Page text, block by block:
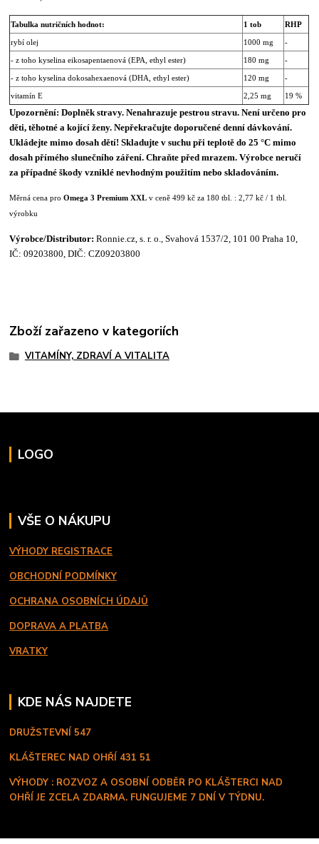
Tabulka nutričních hodnot: 1 tob RHP
rybí olej 1000 mg -
- z toho kyselina eikosapentaenová (EPA, ethyl ester) 180 mg -
- z toho kyselina dokosahexaenová (DHA, ethyl ester) 120 mg -
vitamín E 2,25 mg 19 %
Upozornění: Doplněk stravy. Nenahrazuje pestrou stravu. Není určeno pro
děti, těhotné a kojící ženy. Nepřekračujte doporučené denní dávkování.
Ukládejte mimo dosah dětí! Skladujte v suchu při teplotě do 25 °C mimo
dosah přímého slunečního záření. Chraňte před mrazem. Výrobce neručí
za případné škody vzniklé nevhodným použitím nebo skladováním.
Měrná cena proOmega 3 Premium XXL v ceně 499 kč za 180 tbl. : 2,77 kč / 1 tbl.
výrobku
Výrobce/Distributor: Ronnie.cz, s. r. o., Svahová 1537/2, 101 00 Praha 10,
IČ: 09203800, DIČ: CZ09203800
Zboží zařazeno v kategoriích
VITAMÍNY, ZDRAVÍ A VITALITA
LOGO
VŠE O NÁKUPU
VÝHODY REGISTRACE
OBCHODNÍ PODMÍNKY
OCHRANA OSOBNÍCH ÚDAJŮ
DOPRAVA A PLATBA
VRATKY
KDE NÁS NAJDETE
DRUŽSTEVNÍ 547
KLÁŠTEREC NAD OHŘÍ 431 51
VÝHODY : ROZVOZ A OSOBNÍ ODBĚR PO KLÁŠTERCI NAD
OHŘÍ JE ZCELA ZDARMA. FUNGUJEME 7 DNÍ V TÝDNU.